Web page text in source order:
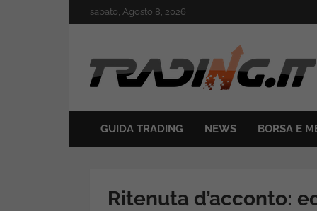
to
sabato, Agosto 8, 2026
Trading.it
GUIDA TRADING NEWS BORSA E
Ritenuta d’acconto: